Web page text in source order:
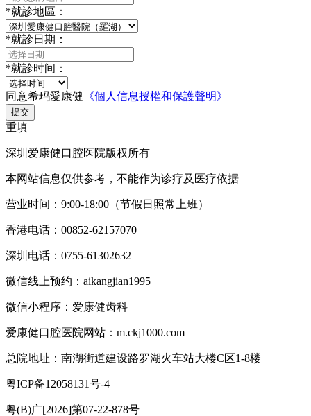
*就診地區：
*就診日期：
*就診时间：
同意希玛愛康健 《個人信息授權和保護聲明》
提交
重填
深圳爱康健口腔医院版权所有
本网站信息仅供参考，不能作为诊疗及医疗依据
营业时间：9:00-18:00（节假日照常上班）
香港电话：00852-62157070
深圳电话：0755-61302632
微信线上预约：aikangjian1995
微信小程序：爱康健齿科
爱康健口腔医院网站：m.ckj1000.com
总院地址：南湖街道建设路罗湖火车站大楼C区1-8楼
粤ICP备12058131号-4
粤(B)广[2026]第07-22-878号